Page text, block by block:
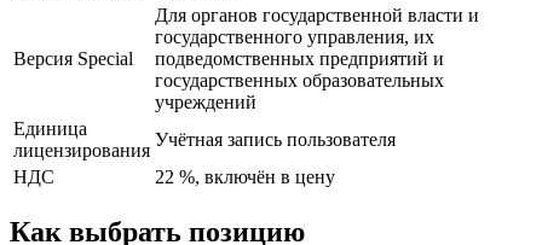
Версия Special
Для органов государственной власти и
государственного управления, их
подведомственных предприятий и
государственных образовательных
учреждений
Единица
лицензирования
Учётная запись пользователя
НДС
22 %, включён в цену
Как выбрать позицию